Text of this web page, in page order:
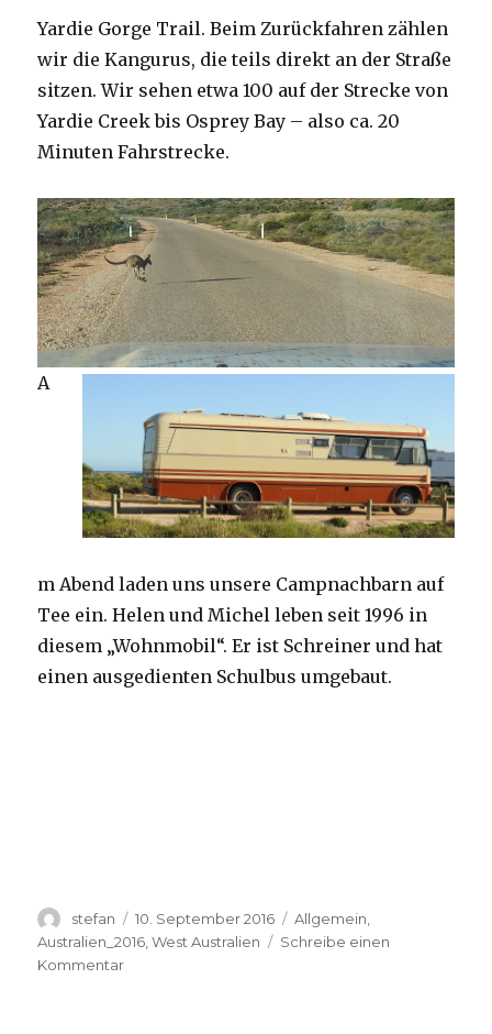
Yardie Gorge Trail. Beim Zurückfahren zählen
wir die Kangurus, die teils direkt an der Straße
sitzen. Wir sehen etwa 100 auf der Strecke von
Yardie Creek bis Osprey Bay – also ca. 20
Minuten Fahrstrecke.
A
m Abend laden uns unsere Campnachbarn auf
Tee ein. Helen und Michel leben seit 1996 in
diesem „Wohnmobil“. Er ist Schreiner und hat
einen ausgedienten Schulbus umgebaut.
Autor
stefan
Veröffentlicht
am
10. September 2016 Kategorien
Allgemein
Australien_2016 ,West Australien
Schreibe einen
Kommentarzu